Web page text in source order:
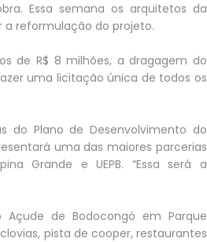
Essa semana os arquitetos da
a reformulação do projeto.
de R$ 8 milhões, a dragagem do
uma licitação única de todos os
do Plano de Desenvolvimento do
uma das maiores parcerias
Grande e UEPB. “Essa será a
de Bodocongó em Parque
pista de cooper, restaurantes